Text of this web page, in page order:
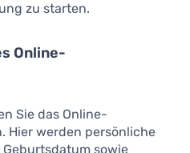
zu starten.
Online-
Sie das Online-
Hier werden persönliche
Geburtsdatum sowie